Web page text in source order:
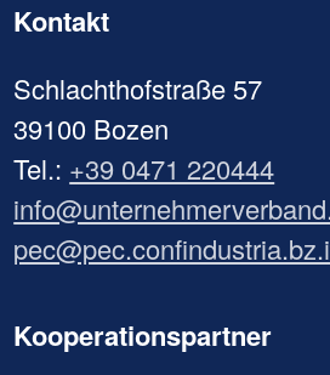
Kontakt
Schlachthofstraße 57
39100 Bozen
Tel.: +39 0471 220444
Kooperationspartner